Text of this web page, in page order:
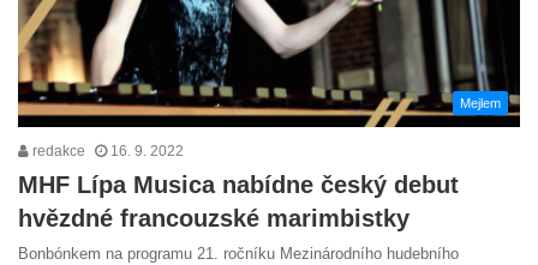
Mejlem
redakce 16. 9. 2022
MHF Lípa Musica nabídne český debut
hvězdné francouzské marimbistky
Bonbónkem na programu 21. ročníku Mezinárodního hudebního